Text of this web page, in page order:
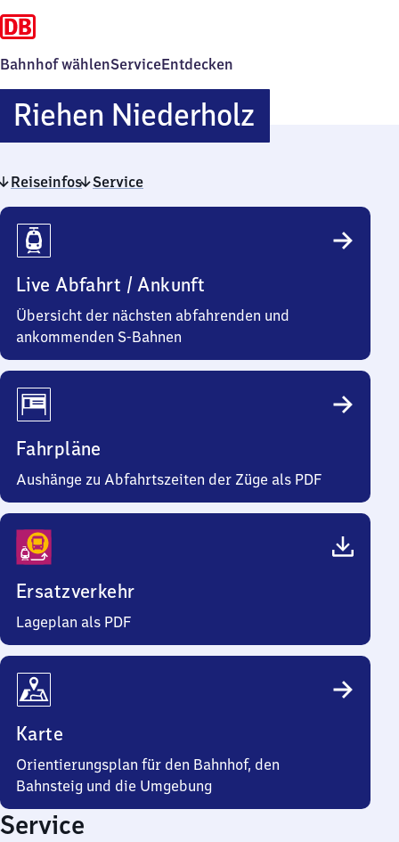
Bahnhof wählenServiceEntdecken
Riehen NiederholzRiehen
Niederholz
Reiseinfos Service
Reiseinfos
Live Abfahrt / Ankunft
Übersicht der nächsten abfahrenden und
ankommenden S-Bahnen
Fahrpläne
Aushänge zu Abfahrtszeiten der Züge als PDF
Ersatzverkehr
Lageplan als PDF
Karte
Orientierungsplan für den Bahnhof, den
Bahnsteig und die Umgebung
Service